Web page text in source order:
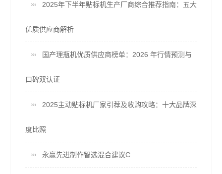
2025年下半年贴标机生产厂商综合推荐指南：五大
优质供应商解析
国产理瓶机优质供应商榜单：2026 年行情预测与
口碑双认证
2025主动贴标机厂家引荐及收购攻略：十大品牌深
度比照
永赢先进制作智选混合建议C